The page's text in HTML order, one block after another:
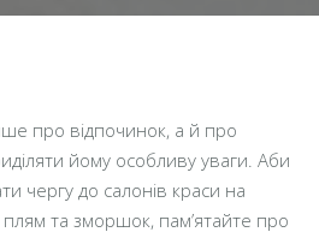
про відпочинок, а й про
йому особливу уваги. Аби
чергу до салонів краси на
та зморшок, пам’ятайте про